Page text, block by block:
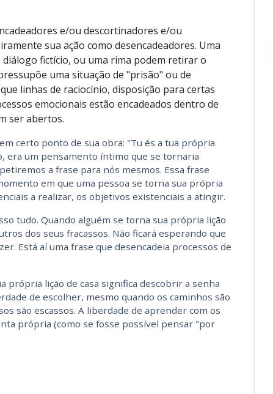
e/ou descortinadores e/ou
sua ação como desencadeadores. Uma
fictício, ou uma rima podem retirar o
uma situação de "prisão" ou de
linhas de raciocínio, disposição para certas
emocionais estão encadeados dentro de
ser abertos.
certo ponto de sua obra: "Tu és a tua própria
era um pensamento íntimo que se tornaria
a frase para nós mesmos. Essa frase
em que uma pessoa se torna sua própria
a realizar, os objetivos existenciais a atingir.
tudo. Quando alguém se torna sua própria lição
dos seus fracassos. Não ficará esperando que
Está aí uma frase que desencadeia processos de
própria lição de casa significa descobrir a senha
de escolher, mesmo quando os caminhos são
são escassos. A liberdade de aprender com os
própria (como se fosse possível pensar "por